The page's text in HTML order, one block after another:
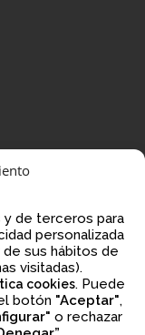
de terceros para
personalizada
sus hábitos de
visitadas).
cookies. Puede
botón "Aceptar",
o rechazar